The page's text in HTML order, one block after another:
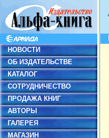
НОВОСТИ
ОБ ИЗДАТЕЛЬСТВЕ
КАТАЛОГ
СОТРУДНИЧЕСТВО
ПРОДАЖА КНИГ
АВТОРЫ
ГАЛЕРЕЯ
МАГАЗИН